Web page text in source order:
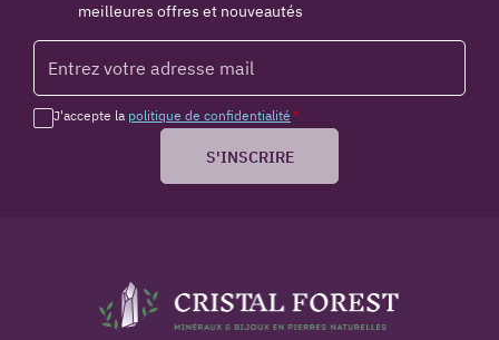
meilleures offres et nouveautés
J'accepte la politique de confidentialité *
S'INSCRIRE